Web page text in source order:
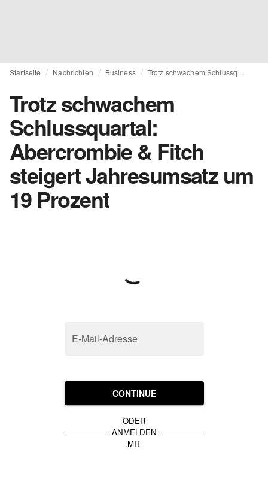
Startseite Nachrichten Business
Trotz schwachem
Schlussquartal:
Abercrombie & Fitch
steigert Jahresumsatz um
19 Prozent
E-Mail-Adresse
CONTINUE
ODER
ANMELDEN
MIT